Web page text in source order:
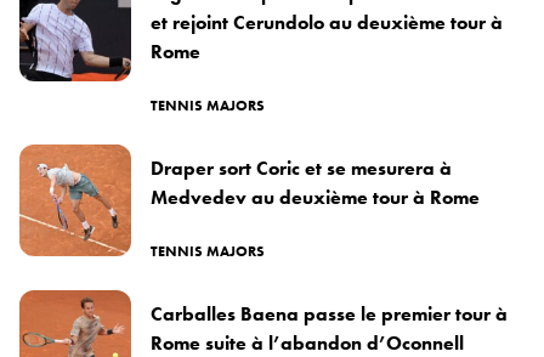
et rejoint Cerundolo au deuxième tour à
Rome
TENNIS MAJORS
Draper sort Coric et se mesurera à
Medvedev au deuxième tour à Rome
TENNIS MAJORS
Carballes Baena passe le premier tour à
Rome suite à l’abandon d’Oconnell